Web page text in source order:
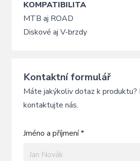
KOMPATIBILITA
MTB aj ROAD
Diskové aj V-brzdy
Kontaktní formulář
Máte jakýkoliv dotaz k produktu?
kontaktujte nás.
Jméno a příjmení *